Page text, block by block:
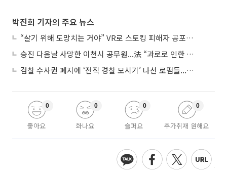
박진희 기자의 주요 뉴스
“살기 위해 도망치는 거야” VR로 스토킹 피해자 공포 마주한 수형자들
승진 다음날 사망한 이천시 공무원...法 “과로로 인한 순직”
검찰 수사권 폐지에 ‘전직 경찰 모시기’ 나선 로펌들...“경찰수사 대응 강화”
좋아요
0
화나요
0
슬퍼요
0
추가취재 원해요
0